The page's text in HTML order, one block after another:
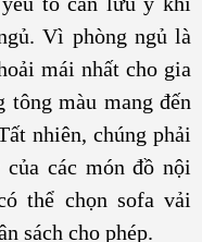
Vì phòng ngủ là
mái nhất cho gia
màu mang đến
nhiên, chúng phải
các món đồ nội
thể chọn sofa vải
sách cho phép.